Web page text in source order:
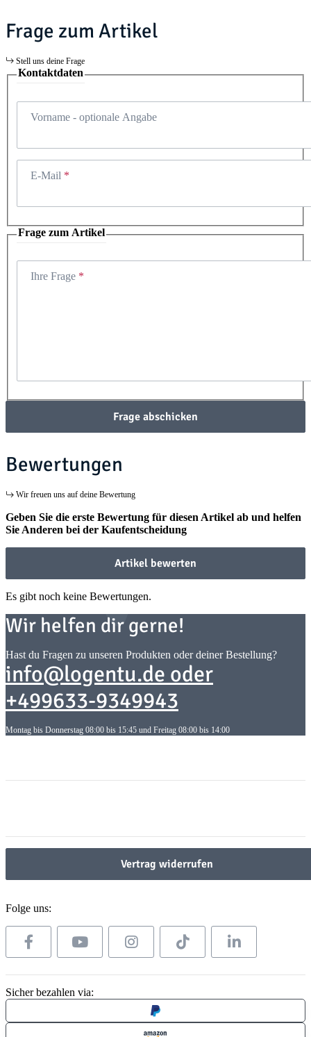
Frage zum Artikel
Stell uns deine Frage
Kontaktdaten
Vorname - optionale Angabe
E-Mail
Frage zum Artikel
Ihre Frage
Frage abschicken
Bewertungen
Wir freuen uns auf deine Bewertung
Geben Sie die erste Bewertung für diesen Artikel ab und helfen
Sie Anderen bei der Kaufentscheidung
Artikel bewerten
Es gibt noch keine Bewertungen.
Wir helfen dir gerne!
Hast du Fragen zu unseren Produkten oder deiner Bestellung?
info@logentu.de oder
+499633-9349943
Montag bis Donnerstag 08:00 bis 15:45 und Freitag 08:00 bis 14:00
Vertrag widerrufen
Folge uns:
Sicher bezahlen via: